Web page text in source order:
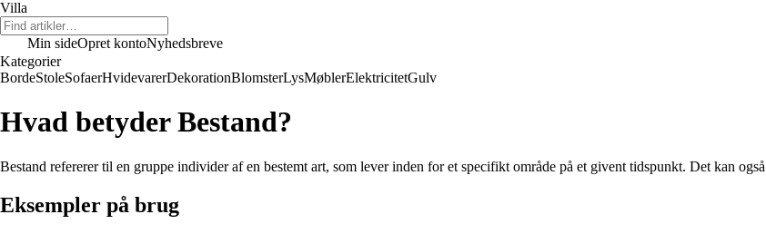
Villa
Min sideOpret kontoNyhedsbreve
Kategorier
BordeStoleSofaerHvidevarerDekorationBlomsterLysMøblerElektricitetGulv
Hvad betyder Bestand?
Bestand refererer til en gruppe individer af en bestemt art, som lever inden for et specifikt område på et givent tidspunkt. Det kan
Eksempler på brug